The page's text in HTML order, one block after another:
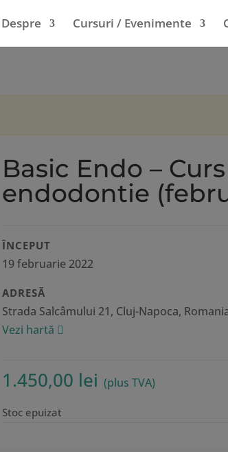
Despre Cursuri / Evenimente
Basic Endo –
endodontie
ÎNCEPUT
19 februarie 2022
ADRESĂ
Strada Salcâmului 21, Cluj-Napoca,
Vezi hartă
1.450,00 lei (plus TVA)
Stoc epuizat